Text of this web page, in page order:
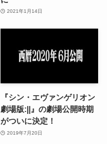
2021年1月14日
『シン・エヴァンゲリオン
劇場版:||』の劇場公開時期
がついに決定！
2019年7月20日